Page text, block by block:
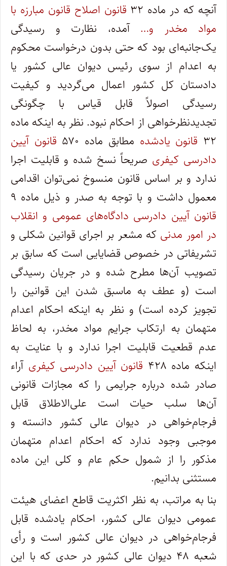
آنچه که در ماده ۳۲
قانون اصلاح قانون مبارزه با
مواد مخدر و… آمده، نظارت و رسیدگی
یک‌جانبه‌ای بود که حتی بدون درخواست محکوم
به اعدام از سوی رئیس دیوان عالی کشور یا
دادستان کل کشور اعمال می‌گردید و کیفیت
رسیدگی اصولاً قابل قیاس با چگونگی
تجدیدنظرخواهی از احکام نبود. نظر به اینکه ماده
۳۲ قانون یادشده مطابق ماده ۵۷۰
قانون آیین
دادرسی کیفری صریحاً نسخ شده و قابلیت اجرا
ندارد و بر اساس قانون منسوخ نمی‌توان اقدامی
معمول داشت و با توجه به صدر و ذیل ماده ۹
قانون آیین دادرسی دادگاه‌های عمومی و انقلاب
در امور مدنی که مشعر بر اجرای قوانین شکلی و
تشریفاتی در خصوص قضایایی است که سابق بر
تصویب آن‌ها مطرح شده و در جریان رسیدگی
است (و عطف به ماسبق شدن این قوانین را
تجویز کرده است) و نظر به اینکه احکام اعدام
متهمان به ارتکاب جرایم مواد مخدر، به لحاظ
عدم قطعیت قابلیت اجرا ندارد و با عنایت به
اینکه ماده ۴۲۸
قانون آیین دادرسی کیفری آراء
صادر شده درباره جرایمی را که مجازات قانونی
آن‌ها سلب حیات است علی‌الاطلاق قابل
فرجام‌خواهی در دیوان عالی کشور دانسته و
موجبی ‌وجود ندارد که احکام اعدام متهمان
مذکور را از شمول حکم عام و کلی این ماده
مستثنی بدانیم.
بنا به مراتب، به نظر اکثریت قاطع اعضای هیئت
عمومی دیوان عالی کشور، احکام یادشده قابل
فرجام‌خواهی در دیوان عالی کشور است و رأی
شعبه ۴۸ دیوان عالی کشور در حدی که با این